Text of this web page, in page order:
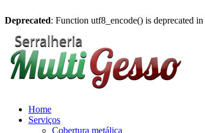
Deprecated: Function utf8_encode() is deprecated in
Home
Serviços
Cobertura metálica